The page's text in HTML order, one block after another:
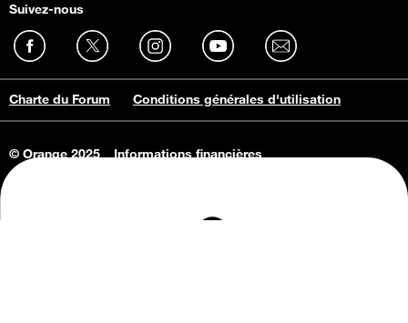
Suivez-nous
Charte du Forum Conditions générales d'utilisation
© Orange 2025
Informations financières